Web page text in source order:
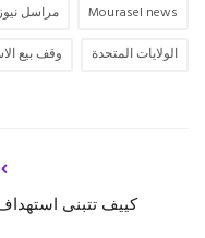
Mourasel news مراسل
الولايات المتحدة
وقف بيع
كييف تتبنى